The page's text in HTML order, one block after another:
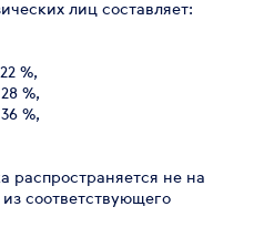
лиц составляет:
%,
%,
%,
распространяется не на
соответствующего